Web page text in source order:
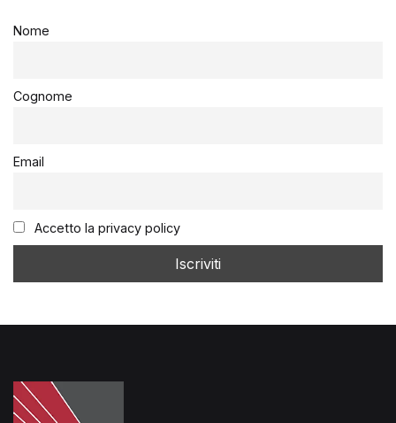
Nome
Cognome
Email
Accetto la privacy policy